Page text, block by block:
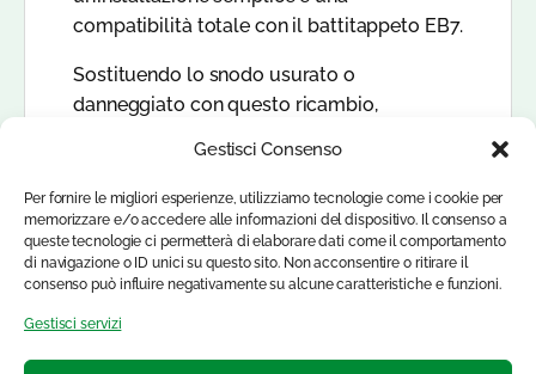
Gestisci Consenso
Per fornire le migliori esperienze, utilizziamo tecnologie come i cookie per
memorizzare e/o accedere alle informazioni del dispositivo. Il consenso a
queste tecnologie ci permetterà di elaborare dati come il comportamento
di navigazione o ID unici su questo sito. Non acconsentire o ritirare il
consenso può influire negativamente su alcune caratteristiche e funzioni.
Gestisci servizi
compatibilità totale con il battitappeto EB7.
Sostituendo lo snodo usurato o
danneggiato con questo ricambio,
prestazioni elevate e costanti nel tempo.